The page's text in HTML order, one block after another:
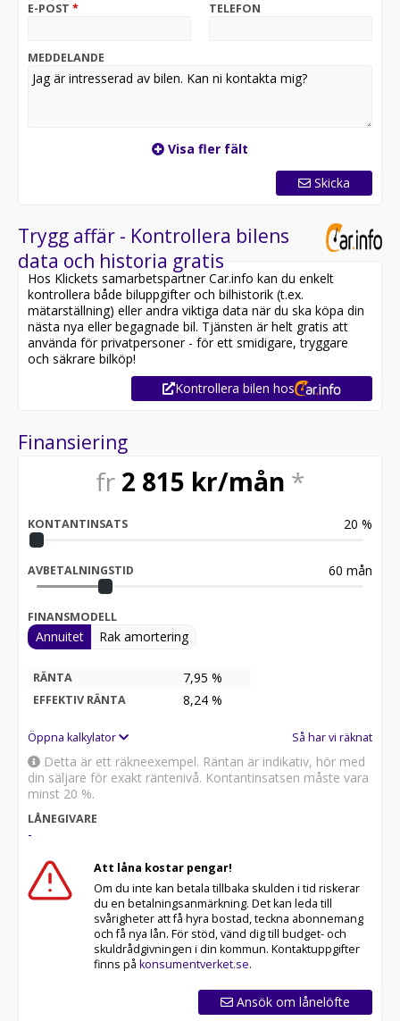
E-POST * TELEFON
MEDDELANDE
Visa fler fält
Skicka
Trygg affär - Kontrollera bilens
data och historia gratis
Hos Klickets samarbetspartner Car.info kan du enkelt
kontrollera både biluppgifter och bilhistorik (t.ex.
mätarställning) eller andra viktiga data när du ska köpa din
nästa nya eller begagnade bil. Tjänsten är helt gratis att
använda för privatpersoner - för ett smidigare, tryggare
och säkrare bilköp!
Kontrollera bilen hos
Finansiering
fr 2 815 kr/mån *
KONTANTINSATS 20 %
AVBETALNINGSTID 60 mån
FINANSMODELL
Annuitet Rak amortering
RÄNTA 7,95 %
EFFEKTIV RÄNTA 8,24 %
Öppna kalkylator Så har vi räknat
Detta är ett räkneexempel. Räntan är indikativ, hör med
din säljare för exakt räntenivå. Kontantinsatsen måste vara
minst 20 %.
LÅNEGIVARE
-
Att låna kostar pengar!
Om du inte kan betala tillbaka skulden i tid riskerar
du en betalningsanmärkning. Det kan leda till
svårigheter att få hyra bostad, teckna abonnemang
och få nya lån. För stöd, vänd dig till budget- och
skuldrådgivningen i din kommun. Kontaktuppgifter
finns på konsumentverket.se.
Ansök om lånelöfte